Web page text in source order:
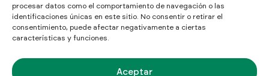
procesar datos como el comportamiento de navegación o las
identificaciones únicas en este sitio. No consentir o retirar el
consentimiento, puede afectar negativamente a ciertas
características y funciones.
Aceptar
©Copyright 2026 Afepadi